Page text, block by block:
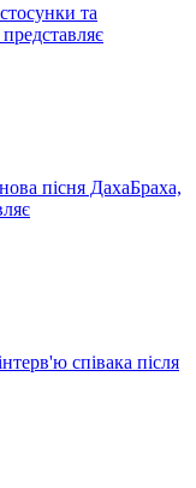
та
пісня ДахаБраха,
співака після